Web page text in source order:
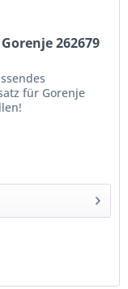
262679
für Gorenje